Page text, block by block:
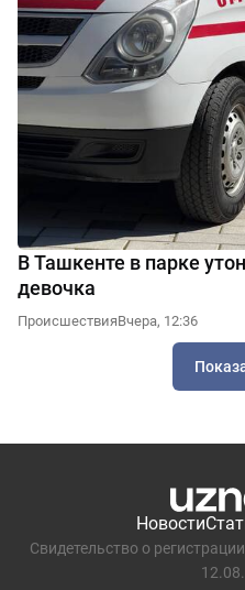
В Ташкенте в парке
девочка
ПроисшествияВчера, 12:36
Новости
Свидетельство о